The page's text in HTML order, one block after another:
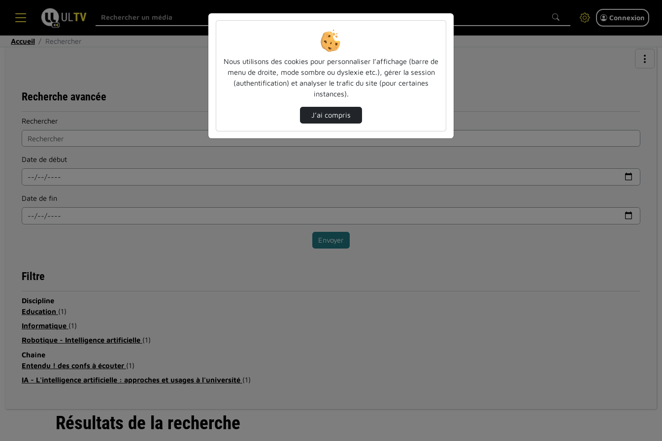
Connexion
Accueil Rechercher
Recherche avancée
Rechercher
Date de début
Date de fin
Envoyer
Filtre
Discipline
Education (1)
Informatique (1)
Robotique - Intelligence artificielle (1)
Chaîne
Entendu ! des confs à écouter (1)
IA - L'intelligence artificielle : approches et usages à l'université (1)
Résultats de la recherche
Nous utilisons des cookies pour personnaliser l’affichage (barre de
menu de droite, mode sombre ou dyslexie etc.), gérer la session
(authentification) et analyser le trafic du site (pour certaines
instances).
J’ai compris